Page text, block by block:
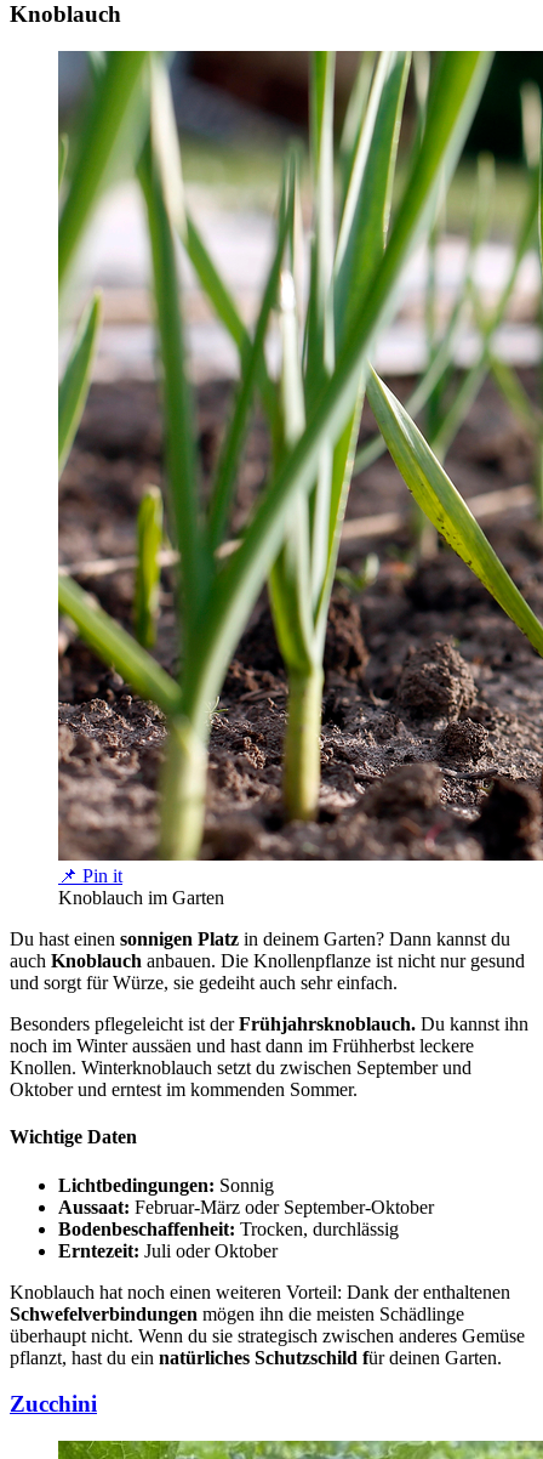
Knoblauch
📌 Pin it
Knoblauch im Garten
Du hast einen sonnigen Platz in deinem Garten? Dann kannst du
auch Knoblauch anbauen. Die Knollenpflanze ist nicht nur gesund
und sorgt für Würze, sie gedeiht auch sehr einfach.
Besonders pflegeleicht ist derFrühjahrsknoblauch. Du kannst ihn
noch im Winter aussäen und hast dann im Frühherbst leckere
Knollen. Winterknoblauch setzt du zwischen September und
Oktober und erntest im kommenden Sommer.
Wichtige Daten
Lichtbedingungen: Sonnig
Aussaat: Februar-März oder September-Oktober
Bodenbeschaffenheit: Trocken, durchlässig
Erntezeit: Juli oder Oktober
Knoblauch hat noch einen weiteren Vorteil: Dank der enthaltenen
Schwefelverbindungen mögen ihn die meisten Schädlinge
überhaupt nicht. Wenn du sie strategisch zwischen anderes Gemüse
pflanzt, hast du ein natürliches Schutzschild für deinen Garten.
Zucchini